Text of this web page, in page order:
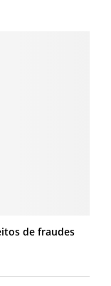
de fraudes